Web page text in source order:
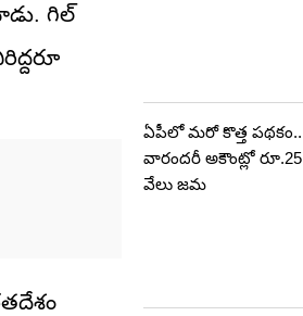
గిల్
ఏపీలో మరో కొత్త పథకం..
వారందరీ అకౌంట్లో రూ.25
వేలు జమ